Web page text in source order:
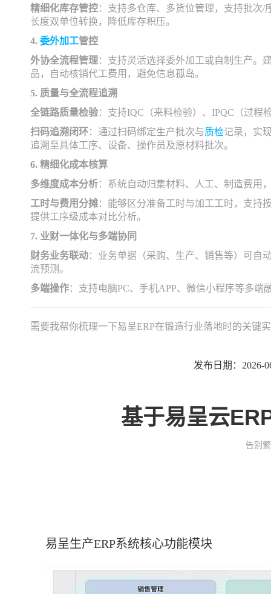
精细化库存管控：支持多仓库、多货位管理，支持批次
长度双单位转换，降低库存积压。
4. 委外加工管控
外协全流程管理：支持灵活选择委外加工或自制生产。
品，自动核销代工费用，避免信息孤岛。
5. 质量与全流程追溯
全链路质量检验：支持IQC（来料检验）、IPQC（过程
扫码追溯闭环：通过扫码绑定生产批次与质检记录，实
追溯至具体工序、设备、操作员及原材料批次。
6. 精细化成本核算
多维度成本分析：系统自动归集材料、人工、制造费用
工时与费用分摊：能够区分准备工时与加工工时，支持
提供工序级成本对比分析。
7. 业财一体化与多端协同
财务业务联动：业务单据（采购、生产、销售等）可自
流预测。
多端操作：支持电脑PC、手机APP、微信小程序等多
需要我帮你梳理一下易呈ERP在锻造行业落地时的关键
发布日期：2026-
基于易呈云
告别
易呈生产ERP系统核心功能模块